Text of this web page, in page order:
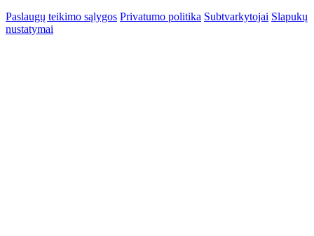
Paslaugų teikimo sąlygos Privatumo politika Subtvarkytojai Slapukų
nustatymai